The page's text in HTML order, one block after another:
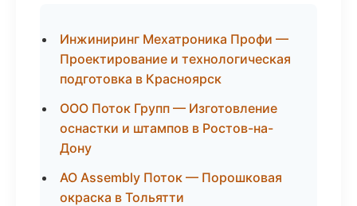
Инжиниринг Мехатроника Профи —
Проектирование и технологическая
подготовка в Красноярск
ООО Поток Групп — Изготовление
оснастки и штампов в Ростов-на-
Дону
АО Assembly Поток — Порошковая
окраска в Тольятти